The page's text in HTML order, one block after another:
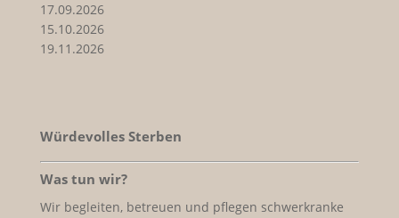
17.09.2026
15.10.2026
19.11.2026
Würdevolles Sterben
Was tun wir?
Wir begleiten, betreuen und pflegen schwerkranke